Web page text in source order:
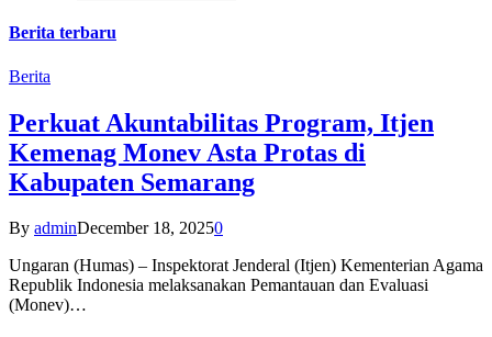
Berita terbaru
Berita
Perkuat Akuntabilitas Program, Itjen
Kemenag Monev Asta Protas di
Kabupaten Semarang
By adminDecember 18, 20250
Ungaran (Humas) – Inspektorat Jenderal (Itjen) Kementerian Agama
Republik Indonesia melaksanakan Pemantauan dan Evaluasi
(Monev)…